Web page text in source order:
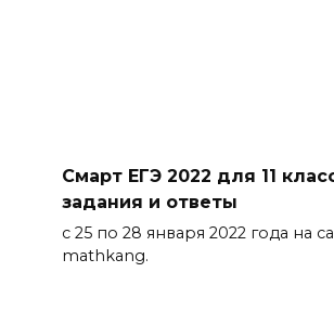
Смарт ЕГЭ 2022 для 11
задания и ответы
с 25 по 28 января 2022 года на
mathkang.